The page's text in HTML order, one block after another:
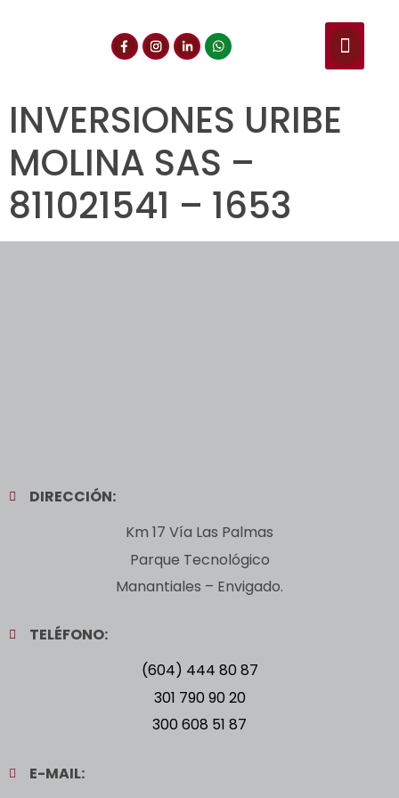
INVERSIONES URIBE
MOLINA SAS –
811021541 – 1653
DIRECCIÓN:
Km 17 Vía Las Palmas
Parque Tecnológico
Manantiales – Envigado.
TELÉFONO:
(604) 444 80 87
301 790 90 20
300 608 51 87
E-MAIL: